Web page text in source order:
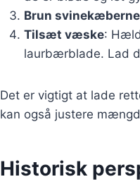
Brun svinekæberne
Tilsæt væske:
laurbærblade. Lad
Det er vigtigt at lade
kan også justere
Historisk